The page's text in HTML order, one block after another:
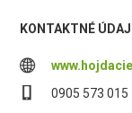
KONTAKTNÉ
0905 573 015